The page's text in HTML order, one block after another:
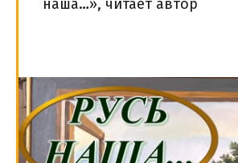
наша…», читает автор